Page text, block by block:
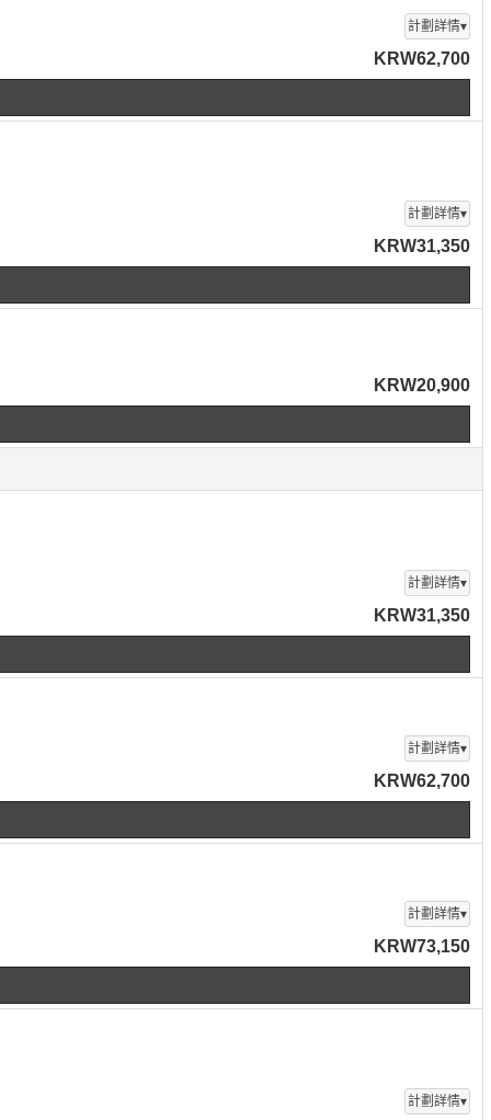
計劃詳情▾
KRW62,700
計劃詳情▾
KRW31,350
KRW20,900
計劃詳情▾
KRW31,350
計劃詳情▾
KRW62,700
計劃詳情▾
KRW73,150
計劃詳情▾